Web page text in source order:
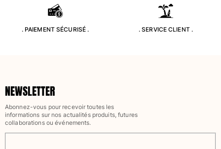
Tuniques
Pantalons
Sweatshirts
Collection yachting
Tous les articles
Garçon
. PAIEMENT SÉCURISÉ . . SERVICE CLIENT .
NEWSLETTER
Abonnez-vous pour recevoir toutes les
informations sur nos actualités produits, futures
collaborations ou événements.